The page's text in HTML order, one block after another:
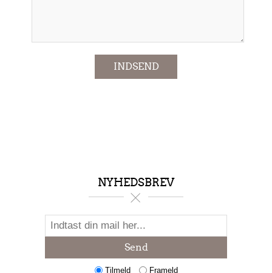
INDSEND
NYHEDSBREV
Send
Tilmeld Frameld